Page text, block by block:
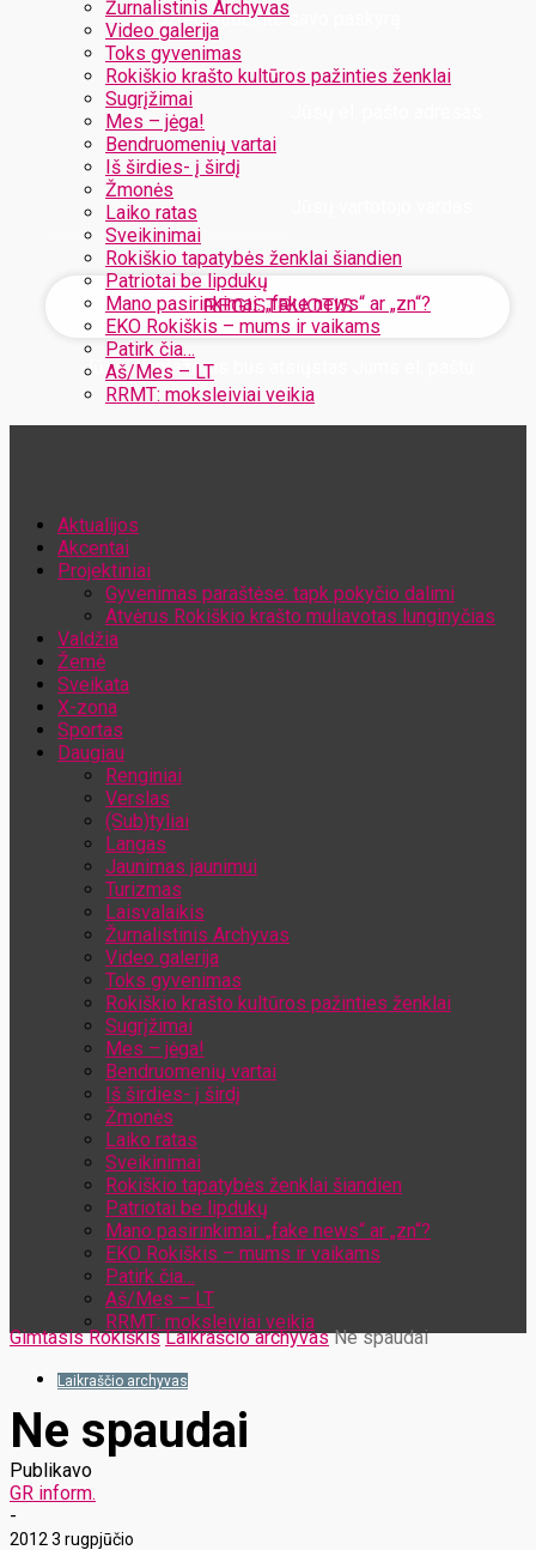
Žurnalistinis Archyvas
Video galerija
Toks gyvenimas
Rokiškio krašto kultūros pažinties ženklai
Sugrįžimai
Mes – jėga!
Bendruomenių vartai
Iš širdies- į širdį
Žmonės
Laiko ratas
Sveikinimai
Rokiškio tapatybės ženklai šiandien
Patriotai be lipdukų
Mano pasirinkimai: „fake news“ ar „zn“?
EKO Rokiškis – mums ir vaikams
Patirk čia…
Aš/Mes – LT
RRMT: moksleiviai veikia
Užregistruokite savo paskyrą
Jūsų slaptažodis bus atsiųstas Jums el. paštu
Aktualijos
Akcentai
Projektiniai
Gyvenimas paraštėse: tapk pokyčio dalimi
Atvėrus Rokiškio krašto muliavotas lunginyčias
Valdžia
Žemė
Sveikata
X-zona
Sportas
Daugiau
Renginiai
Verslas
(Sub)tyliai
Langas
Jaunimas jaunimui
Turizmas
Laisvalaikis
Žurnalistinis Archyvas
Video galerija
Toks gyvenimas
Rokiškio krašto kultūros pažinties ženklai
Sugrįžimai
Mes – jėga!
Bendruomenių vartai
Iš širdies- į širdį
Žmonės
Laiko ratas
Sveikinimai
Rokiškio tapatybės ženklai šiandien
Patriotai be lipdukų
Mano pasirinkimai: „fake news“ ar „zn“?
EKO Rokiškis – mums ir vaikams
Patirk čia…
Aš/Mes – LT
RRMT: moksleiviai veikia
Gimtasis Rokiškis Laikraščio archyvas Ne spaudai
Laikraščio archyvas
Ne spaudai
Publikavo
GR inform.
-
2012 3 rugpjūčio